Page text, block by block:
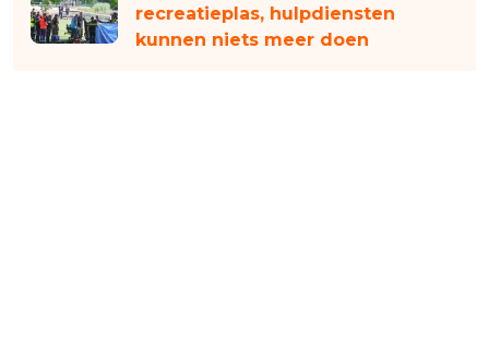
recreatieplas, hulpdiensten
kunnen niets meer doen